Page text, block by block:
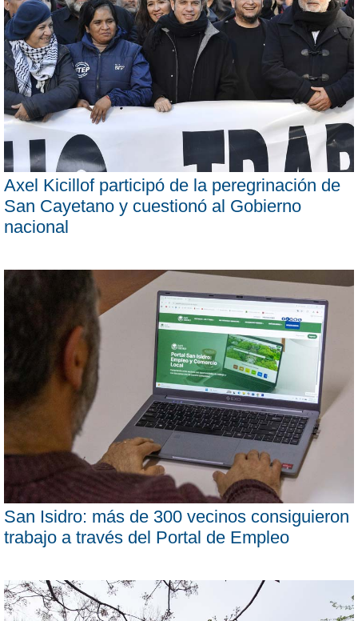
Axel Kicillof participó de la peregrinación de
San Cayetano y cuestionó al Gobierno
nacional
San Isidro: más de 300 vecinos consiguieron
trabajo a través del Portal de Empleo